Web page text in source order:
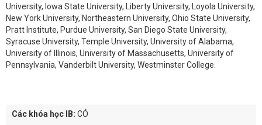
University, Iowa State University, Liberty University, Loyola University,
New York University, Northeastern University, Ohio State University,
Pratt Institute, Purdue University, San Diego State University,
Syracuse University, Temple University, University of Alabama,
University of Illinois, University of Massachusetts, University of
Pennsylvania, Vanderbilt University, Westminster College.
Các khóa học IB: CÓ